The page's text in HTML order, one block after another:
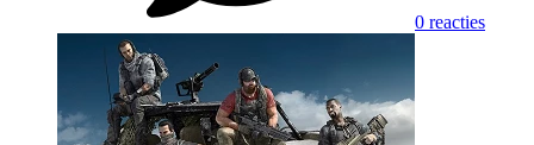
0 reacties